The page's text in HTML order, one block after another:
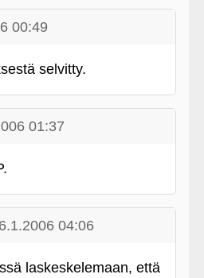
00:49
selvitty.
01:37
04:06
laskeskelemaan, että